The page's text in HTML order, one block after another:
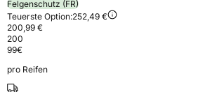
Felgenschutz (FR)
Teuerste Option:252,49 €
200,99 €
200
99€
pro Reifen